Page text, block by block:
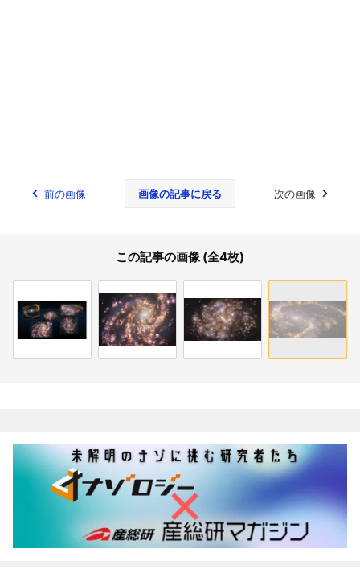
前の画像 画像の記事に戻る 次の画像
この記事の画像 (全4枚)